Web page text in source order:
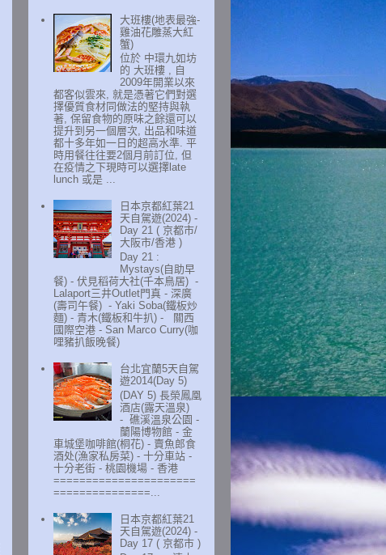
大班樓(地表最強-
雞油花雕蒸大紅
蟹)
位於 中環九如坊
的 大班樓 , 自
2009年開業以來
都客似雲來, 就是憑著它們對選
擇優質食材同做法的堅持與執
著, 保留食物的原味之餘還可以
提升到另一個層次, 出品和味道
都十多年如一日的超高水準. 平
時用餐往往要2個月前訂位, 但
在疫情之下現時可以選擇late
lunch 或是 ...
日本京都紅葉21
天自駕遊(2024) -
Day 21 ( 京都市/
大阪市/香港 )
Day 21 :
Mystays(自助早
餐) - 伏見稻荷大社(千本鳥居) -
Lalaport三井Outlet門真 - 深廣
(壽司午餐) - Yaki Soba(鐵板炒
麵) - 青木(鐵板和牛扒) - 關西
國際空港 - San Marco Curry(咖
哩豬扒飯晚餐)
台北宜蘭5天自駕
遊2014(Day 5)
(DAY 5) 長榮鳳凰
酒店(露天溫泉)
- 礁溪溫泉公園 -
蘭陽博物館 - 金
車城堡咖啡館(桐花) - 賣魚郎食
酒处(漁家私房菜) - 十分車站 -
十分老街 - 桃園機場 - 香港
======================
===============...
日本京都紅葉21
天自駕遊(2024) -
Day 17 ( 京都市 )